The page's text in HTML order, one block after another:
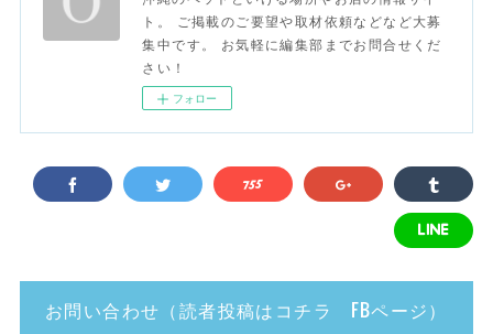
(6)
ト。 ご掲載のご要望や取材依頼などなど大募
集中です。 お気軽に編集部までお問合せくだ
さい！
フォロー
お問い合わせ（読者投稿はコチラ FBページ）